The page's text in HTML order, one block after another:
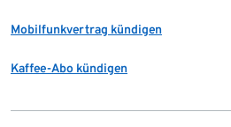
Mobilfunkvertrag kündigen
Kaffee-Abo kündigen